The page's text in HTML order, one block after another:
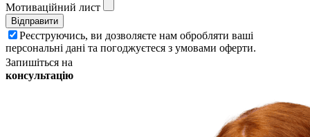
Мотиваційний лист
Реєструючись, ви дозволяєте нам обробляти ваші
персональні дані та погоджуєтеся з умовами оферти.
Запишіться на
консультацію